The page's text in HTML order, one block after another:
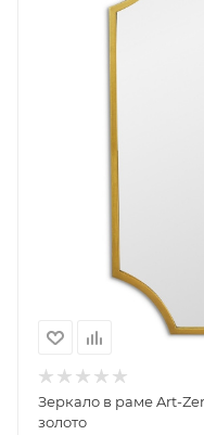
Зеркало в раме Art-
золото